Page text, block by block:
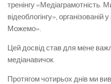
тренінгу «Медіаграмотність.
відеоблогінгу»,
Можемо».
Цей досвід став для мене
медіанавичок.
Протягом чотирьох днів ми